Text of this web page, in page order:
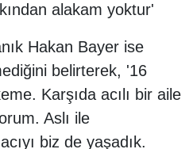
alakam yoktur'
Hakan Bayer ise
belirterek, '16
Karşıda acılı bir aile
Aslı ile
biz de yaşadık.